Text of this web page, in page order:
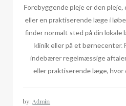
Forebyggende pleje er den pleje,
eller en praktiserende læge i
finder normalt sted på din lokale
klinik eller på et børnecenter.
indebærer regelmæssige
eller praktiserende læge, hvor
by: Admin